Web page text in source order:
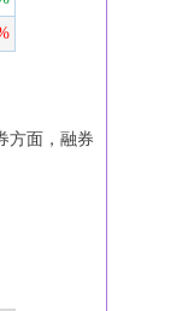
方面，融券